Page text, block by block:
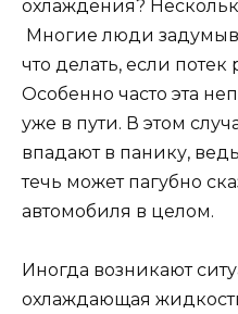
Многие люди
что делать, если
Особенно часто эта
уже в пути. В этом
впадают в панику,
течь может пагубно
автомобиля в целом.
Иногда возникают
охлаждающая